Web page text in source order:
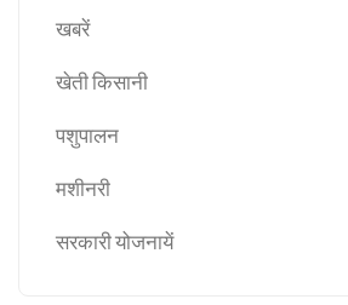
खबरें
खेती किसानी
पशुपालन
मशीनरी
सरकारी योजनायें